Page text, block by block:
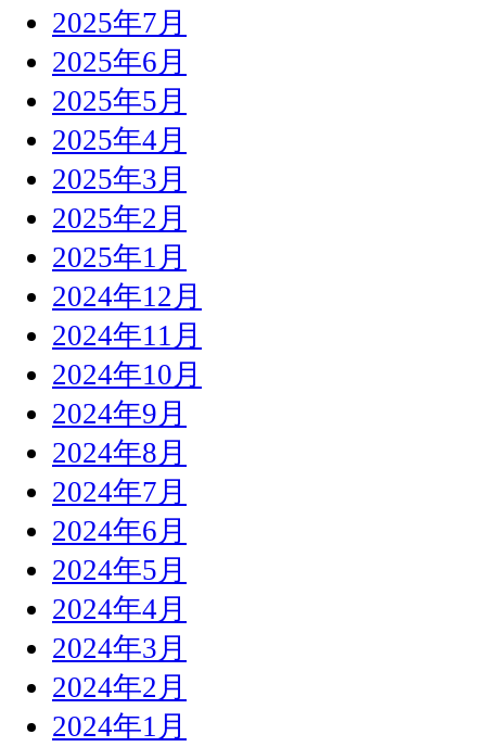
2025年7月
2025年6月
2025年5月
2025年4月
2025年3月
2025年2月
2025年1月
2024年12月
2024年11月
2024年10月
2024年9月
2024年8月
2024年7月
2024年6月
2024年5月
2024年4月
2024年3月
2024年2月
2024年1月